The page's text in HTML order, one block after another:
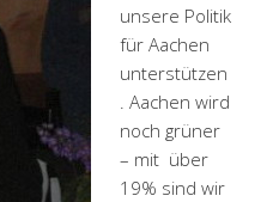
unsere Politik
für Aachen
unterstützen
. Aachen wird
noch grüner
– mit über
19% sind wir